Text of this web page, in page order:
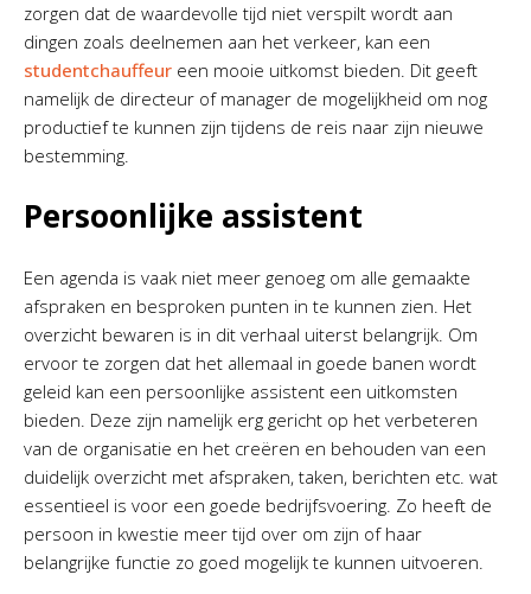
zorgen dat de waardevolle tijd niet verspilt wordt aan
dingen zoals deelnemen aan het verkeer, kan een
studentchauffeur een mooie uitkomst bieden. Dit geeft
namelijk de directeur of manager de mogelijkheid om nog
productief te kunnen zijn tijdens de reis naar zijn nieuwe
bestemming.
Persoonlijke assistent
Een agenda is vaak niet meer genoeg om alle gemaakte
afspraken en besproken punten in te kunnen zien. Het
overzicht bewaren is in dit verhaal uiterst belangrijk. Om
ervoor te zorgen dat het allemaal in goede banen wordt
geleid kan een persoonlijke assistent een uitkomsten
bieden. Deze zijn namelijk erg gericht op het verbeteren
van de organisatie en het creëren en behouden van een
duidelijk overzicht met afspraken, taken, berichten etc. wat
essentieel is voor een goede bedrijfsvoering. Zo heeft de
persoon in kwestie meer tijd over om zijn of haar
belangrijke functie zo goed mogelijk te kunnen uitvoeren.